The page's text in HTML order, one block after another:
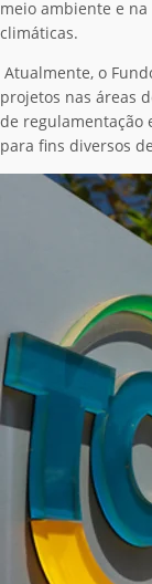
meio ambiente e
climáticas.
Atualmente, o
projetos nas áreas
de regulamentação
para fins diversos